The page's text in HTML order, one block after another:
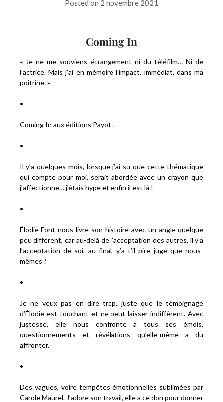
Posted on 2 novembre 2021
Coming In
« Je ne me souviens étrangement ni du téléfilm… Ni de
l’actrice. Mais j’ai en mémoire l’impact, immédiat, dans ma
poitrine. »
•
Coming In aux éditions Payot .
•
Il y’a quelques mois, lorsque j’ai su que cette thématique
qui compte pour moi, serait abordée avec un crayon que
j’affectionne… j’étais hype et enfin il est là !
•
Élodie Font nous livre son histoire avec un angle quelque
peu différent, car au-delà de l’acceptation des autres, il y’a
l’acceptation de soi, au final, y’a t’il pire juge que nous-
mêmes ?
•
Je ne veux pas en dire trop, juste que le témoignage
d’Élodie est touchant et ne peut laisser indifférent. Avec
justesse, elle nous confronte à tous ses émois,
questionnements et révélations qu’elle-même a du
affronter.
•
Des vagues, voire tempêtes émotionnelles sublimées par
Carole Maurel. J’adore son travail, elle a ce don pour donner